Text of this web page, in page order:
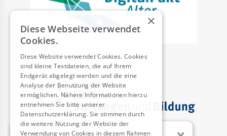
×
Diese Webseite verwendet
Cookies.
Diese Website verwendet Cookies. Cookies
sind kleine Textdateien, die auf Ihrem
Endgerät abgelegt werden und die eine
Analyse der Benutzung der Website
ermöglichen. Nähere Informationen hierzu
entnehmen Sie bitte unserer
Datenschutzerklärung. Sie stimmen durch
die weitere Nutzung der Website der
Verwendung von Cookies in diesem Rahmen